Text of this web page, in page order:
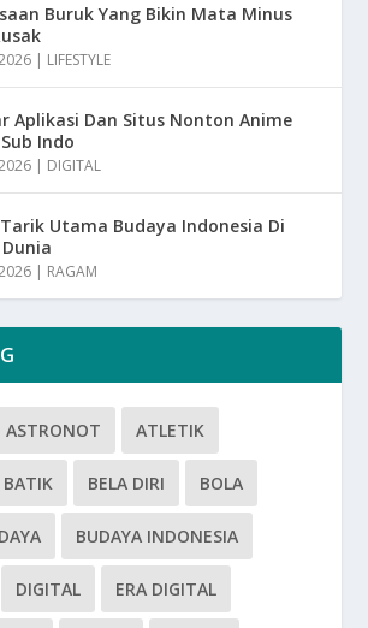
Buruk Yang Bikin Mata Minus
| LIFESTYLE
Aplikasi Dan Situs Nonton Anime
Indo
| DIGITAL
Utama Budaya Indonesia Di
| RAGAM
ASTRONOT ATLETIK
BATIK BELA DIRI BOLA
BUDAYA INDONESIA
DIGITAL ERA DIGITAL